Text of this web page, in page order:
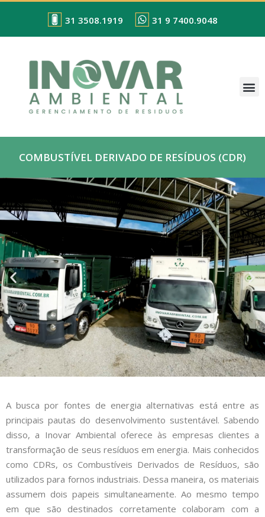
31 3508.1919 31 9 7400.9048
COMBUSTÍVEL DERIVADO DE RESÍDUOS (CDR)
A busca por fontes de energia alternativas está entre as
principais pautas do desenvolvimento sustentável. Sabendo
disso, a Inovar Ambiental oferece às empresas clientes a
transformação de seus resíduos em energia. Mais conhecidos
como CDRs, os Combustíveis Derivados de Resíduos, são
utilizados para fornos industriais. Dessa maneira, os materiais
assumem dois papeis simultaneamente. Ao mesmo tempo
em que são destinados corretamente colaboram com a